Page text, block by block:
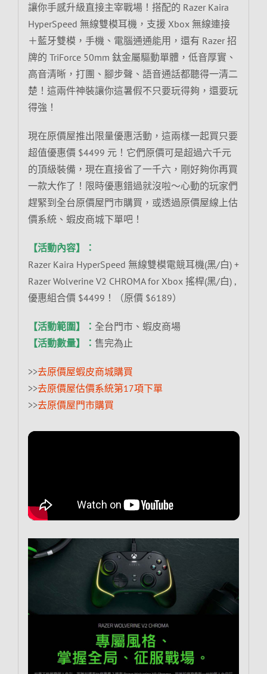
讓你手感升級直接主宰戰場！搭配的 Razer Kaira
HyperSpeed 無線雙模耳機，支援 Xbox 無線連接
＋藍牙雙模，手機、電腦通通能用，還有 Razer 招
牌的 TriForce 50mm 鈦金屬驅動單體，低音厚實、
高音清晰，打團、腳步聲、語音通話都聽得一清二
楚！這兩件神裝讓你這暑假不只要玩得夠，還要玩
得強！
現在原價屋推出限量優惠活動，這兩樣一起買只要
超值優惠價 $4499 元！它們原價可是超過六千元
的頂級裝備，現在直接省了一千六，剛好夠你再買
一款大作了！限時優惠錯過就沒啦～心動的玩家們
趕緊到全台原價屋門市購買，或透過原價屋線上估
價系統、蝦皮商城下單吧！
【活動內容】：
Razer Kaira HyperSpeed 無線雙模電競耳機(黑/白) +
Razer Wolverine V2 CHROMA for Xbox 搖桿(黑/白) ,
優惠組合價 $4499！（原價 $6189）
【活動範圍】： 全台門市、蝦皮商場
【活動數量】： 售完為止
>>去原價屋蝦皮商城購買
>>去原價屋估價系統第17項下單
>>去原價屋門市購買